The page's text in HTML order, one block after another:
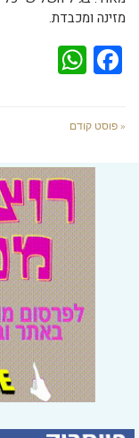
מזינה ומכבדת.
« פוסט קודם